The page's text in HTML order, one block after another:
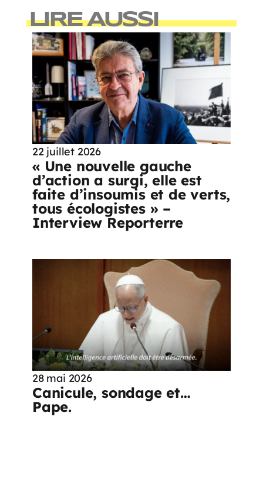
LIRE AUSSI
22 juillet 2026
« Une nouvelle gauche
d’action a surgi, elle est
faite d’insoumis et de verts,
tous écologistes » –
Interview Reporterre
28 mai 2026
Canicule, sondage et…
Pape.